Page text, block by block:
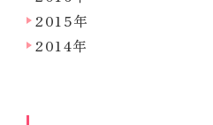
2015年
2014年